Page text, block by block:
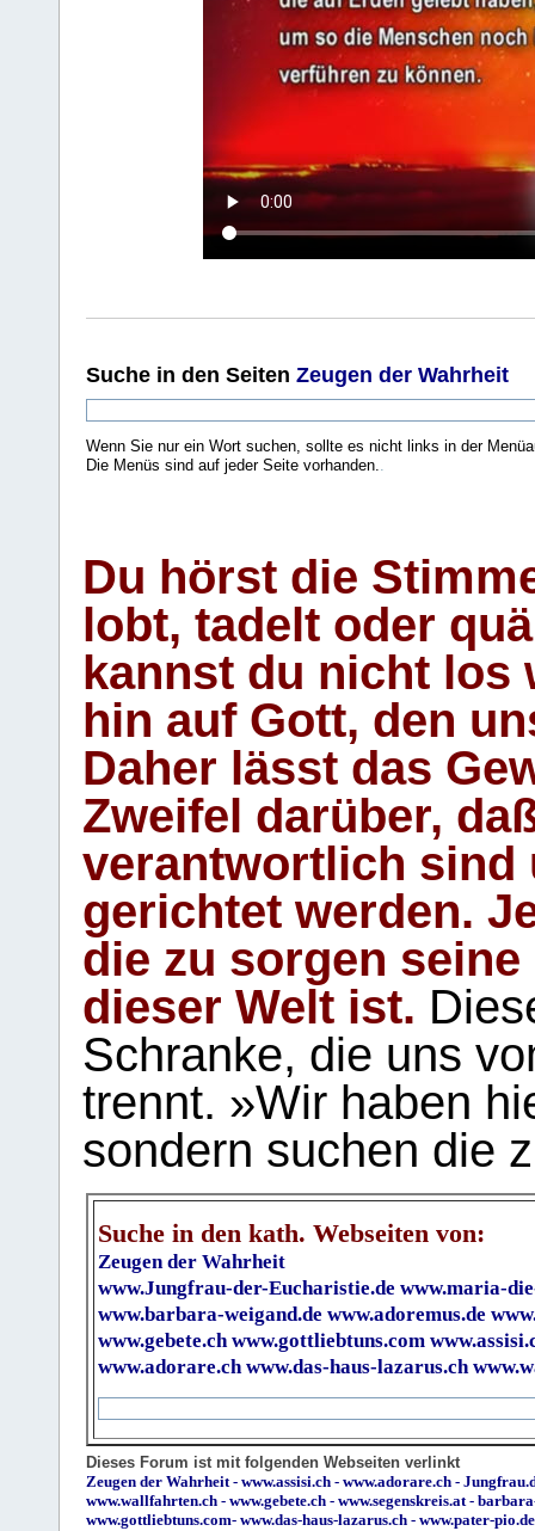
Suche in den Seiten Zeugen der Wahrheit
Wenn Sie nur ein Wort suchen, sollte es nicht links in der
Die Menüs sind auf jeder Seite vorhanden..
Du hörst die
lobt, tadelt oder
kannst du nicht los
hin auf Gott, den
Daher lässt das
Zweifel darüber,
verantwortlich sind
gerichtet werden.
die zu sorgen
dieser Welt ist.
Schranke, die uns
trennt. »Wir haben
sondern suchen die
Suche in den kath. Webseiten von:
Zeugen der Wahrheit
www.Jungfrau-der-Eucharistie.de www.maria-
www.barbara-weigand.de www.adoremus.de
www.gebete.ch www.gottliebtuns.com
www.adorare.ch www.das-haus-lazarus.ch
Dieses Forum ist mit folgenden Webseiten verlinkt
Zeugen der Wahrheit- www.assisi.ch - www.adorare.ch -
www.wallfahrten.ch - www.gebete.ch - www.segenskreis.at-
www.gottliebtuns.com- www.das-haus-lazarus.ch - www.pater-pio.de